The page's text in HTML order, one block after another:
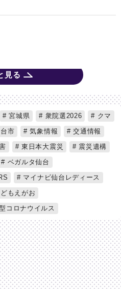
見る
宮城県 衆院選2026
クマ
市 気象情報
交通情報
東日本大震災
震災遺構
ベガルタ仙台
マイナビ仙台レディース
もえがお
コロナウイルス